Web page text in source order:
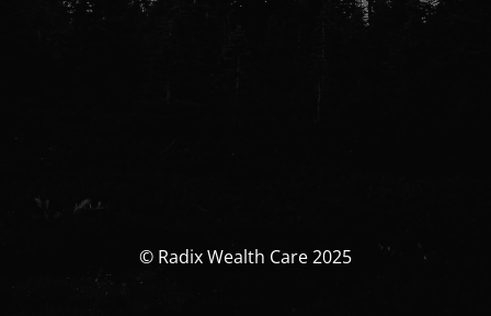
© Radix Wealth Care 2025